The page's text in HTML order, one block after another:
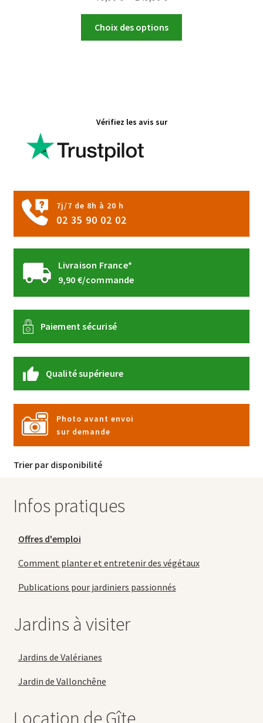
prix :
79,90 €
Choix des options
Vérifiez les avis sur
7j/7 de 8h à 20 h
02 35 90 02 02
Livraison France*
9,90 €/commande
Paiement sécurisé
Qualité supérieure
Photo avant envoi
sur demande
Trier par disponibilité
Infos pratiques
Offres d'emploi
Comment planter et entretenir des végétaux
Publications pour jardiniers passionnés
Jardins à visiter
Jardins de Valérianes
Jardin de Vallonchêne
Location de Gîte